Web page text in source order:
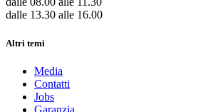
dalle 13.30 alle 16.00
Altri temi
Media
Contatti
Jobs
Garanzia